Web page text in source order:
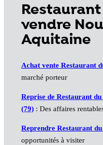
vendre
Aquitaine
Achat vente Restaurant
marché porteur
Reprise de Restaurant
(79): Des affaires
Reprendre Restaurant
opportunités à visiter